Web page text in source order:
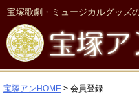
宝塚歌劇・ミュージカルグッズ
宝塚アンHOME 会員登録